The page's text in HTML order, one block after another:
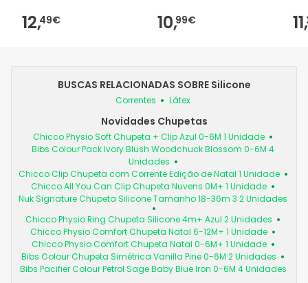
12,49€ 10,99€ 11,
BUSCAS RELACIONADAS SOBRE Silicone
Correntes Látex
Novidades Chupetas
Chicco Physio Soft Chupeta + Clip Azul 0-6M 1 Unidade
Bibs Colour Pack Ivory Blush Woodchuck Blossom 0-6M 4
Unidades
Chicco Clip Chupeta com Corrente Edição de Natal 1 Unidade
Chicco All You Can Clip Chupeta Nuvens 0M+ 1 Unidade
Nuk Signature Chupeta Silicone Tamanho 18-36m 3 2 Unidades
Chicco Physio Ring Chupeta Silicone 4m+ Azul 2 Unidades
Chicco Physio Comfort Chupeta Natal 6-12M+ 1 Unidade
Chicco Physio Comfort Chupeta Natal 0-6M+ 1 Unidade
Bibs Colour Chupeta Simétrica Vanilla Pine 0-6M 2 Unidades
Bibs Pacifier Colour Petrol Sage Baby Blue Iron 0-6M 4 Unidades